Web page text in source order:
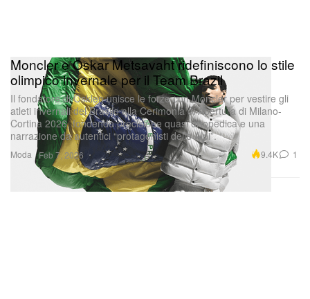
Moda
Moncler e Oskar Metsavaht ridefiniscono lo stile
olimpico invernale per il Team Brazil
Il fondatore di Osklen unisce le forze con Moncler per vestire gli
atleti invernali del Brasile alla Cerimonia di Apertura di Milano-
Cortina 2026, fondendo precisione quasi ortopedica e una
narrazione da autentici “protagonisti delle Alpi”.
Feb 7, 2026 9.4K 1